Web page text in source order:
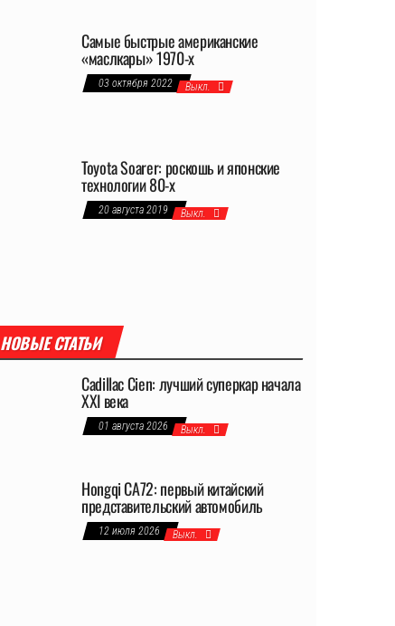
Самые быстрые американские
«маслкары» 1970-х
03 октября 2022 Выкл.
Toyota Soarer: роскошь и японские
технологии 80-х
20 августа 2019 Выкл.
НОВЫЕ СТАТЬИ
Cadillac Cien: лучший суперкар начала
XXI века
01 августа 2026 Выкл.
Hongqi CA72: первый китайский
представительский автомобиль
12 июля 2026 Выкл.